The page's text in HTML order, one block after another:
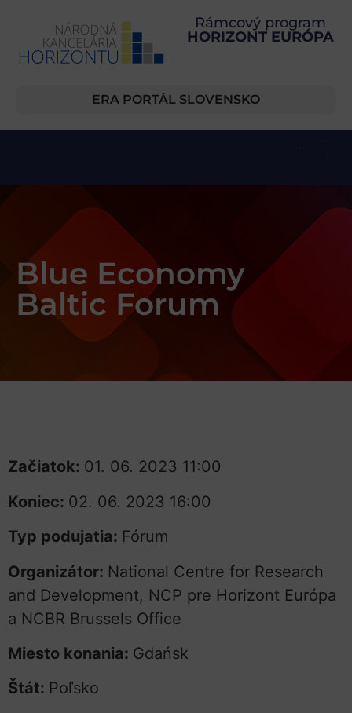
Rámcový program
HORIZONT EURÓPA
ERA PORTÁL SLOVENSKO
Blue Economy
Baltic Forum
Začiatok: 01. 06. 2023 11:00
Koniec: 02. 06. 2023 16:00
Typ podujatia: Fórum
Organizátor: National Centre for Research
and Development, NCP pre Horizont Európa
a NCBR Brussels Office
Miesto konania: Gdańsk
Štát: Poľsko